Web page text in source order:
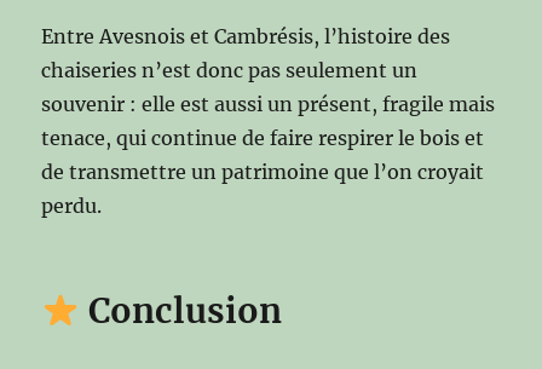
Entre Avesnois et Cambrésis, l’histoire des
chaiseries n’est donc pas seulement un
souvenir : elle est aussi un présent, fragile mais
tenace, qui continue de faire respirer le bois et
de transmettre un patrimoine que l’on croyait
perdu.
Conclusion